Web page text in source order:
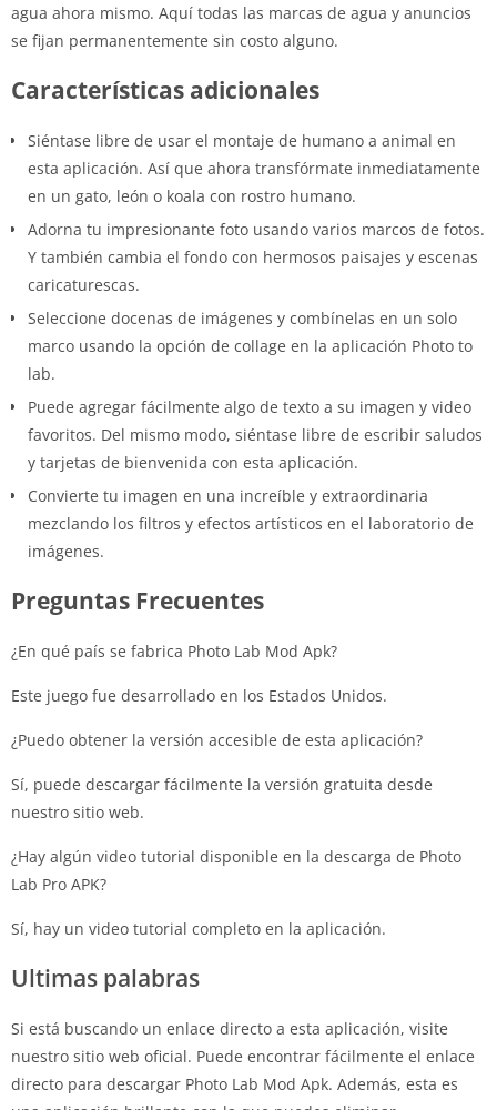
agua ahora mismo. Aquí todas las marcas de agua y anuncios
se fijan permanentemente sin costo alguno.
Características adicionales
Siéntase libre de usar el montaje de humano a animal en
esta aplicación. Así que ahora transfórmate inmediatamente
en un gato, león o koala con rostro humano.
Adorna tu impresionante foto usando varios marcos de fotos.
Y también cambia el fondo con hermosos paisajes y escenas
caricaturescas.
Seleccione docenas de imágenes y combínelas en un solo
marco usando la opción de collage en la aplicación Photo to
lab.
Puede agregar fácilmente algo de texto a su imagen y video
favoritos. Del mismo modo, siéntase libre de escribir saludos
y tarjetas de bienvenida con esta aplicación.
Convierte tu imagen en una increíble y extraordinaria
mezclando los filtros y efectos artísticos en el laboratorio de
imágenes.
Preguntas Frecuentes
¿En qué país se fabrica Photo Lab Mod Apk?
Este juego fue desarrollado en los Estados Unidos.
¿Puedo obtener la versión accesible de esta aplicación?
Sí, puede descargar fácilmente la versión gratuita desde
nuestro sitio web.
¿Hay algún video tutorial disponible en la descarga de Photo
Lab Pro APK?
Sí, hay un video tutorial completo en la aplicación.
Ultimas palabras
Si está buscando un enlace directo a esta aplicación, visite
nuestro sitio web oficial. Puede encontrar fácilmente el enlace
directo para descargar Photo Lab Mod Apk. Además, esta es